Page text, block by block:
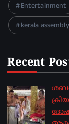
Entertainment
kerala
Recent